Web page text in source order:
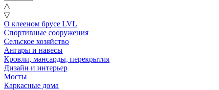
△
▽
О клееном брусе LVL
Спортивные сооружения
Сельское хозяйство
Ангары и навесы
Кровли, мансарды, перекрытия
Дизайн и интерьер
Мосты
Каркасные дома